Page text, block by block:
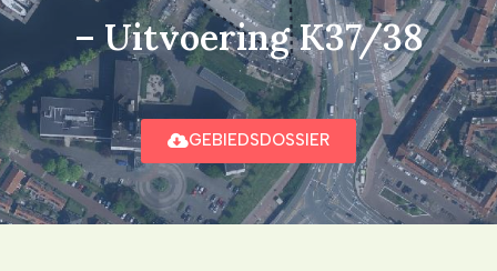
– Uitvoering K37/38
GEBIEDSDOSSIER